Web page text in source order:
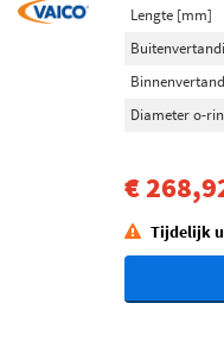
Lengte [mm]
Diameter o-
€
Tijdelijk